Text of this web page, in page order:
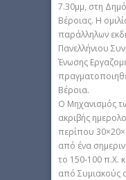
7.30μμ, στη
Βέροιας. Η
παράλληλων
Πανελλήνιου
Ένωσης
Βέροια.
Ο Μηχανισμός
ακριβής
περίπου
από ένα
το 150-100 π.Χ.
από Συμιακούς